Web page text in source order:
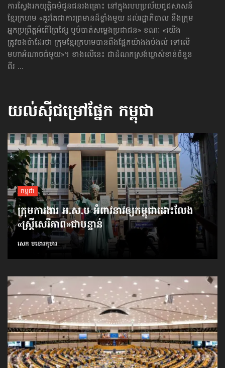
ការស្វែងរកយុត្តិធម៌ជូនជនរងគ្រោះ នៅក្នុងរបបប្រល័យពូជសាសន៍
ខ្មែរក្រហម «គួរតែជាការព្រមានដ៍ខ្លាំងមួយ ដល់រដ្ឋាភិបាល នឹងក្រុម
អ្នកប្រព្រឹត្តអំពើព្រៃផ្សៃ ឬបំបាត់សម្លេង​ប្រជាជន» ខណៈ «យើង
ត្រូវចងចំាដែរថា ក្រុមខ្មែរក្រហម​បានពឹងផ្អែកយ៉ាង​ងប់ងល់ ទៅលើ
មហាអំណាចធំមួយ»។ ខាងលើនេះ ជាដំណកស្រង់ឃ្លាសំខាន់ចំនួន
ពីរ ...
យល់ស៊ីជម្រៅផ្នែក កម្ពុជា
កម្ពុជា
ក្រុមការងារ អ.ស.ប អំពាវនាវ​ឲ្យកម្ពុជា​ដោះលែង​
«ស្ត្រីសេរីភាព»​ជាបន្ទាន់
សេក មនោរកុមារ